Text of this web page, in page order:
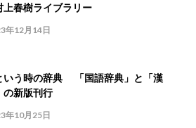
上春樹ライブラリー
年12月14日
いう時の辞典 「国語辞典」と「漢
の新版刊行
年10月25日